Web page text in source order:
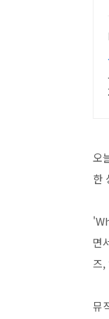
오
한
면
즈,
뮤